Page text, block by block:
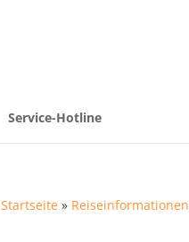
Service-Hotline
Startseite » Reiseinformationen